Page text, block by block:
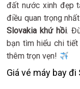
đất nước xinh đẹp
điều quan trọng
Slovakia khứ hồi.
bạn tìm hiểu chi
thêm trọn vẹn!
Giá vé máy bay